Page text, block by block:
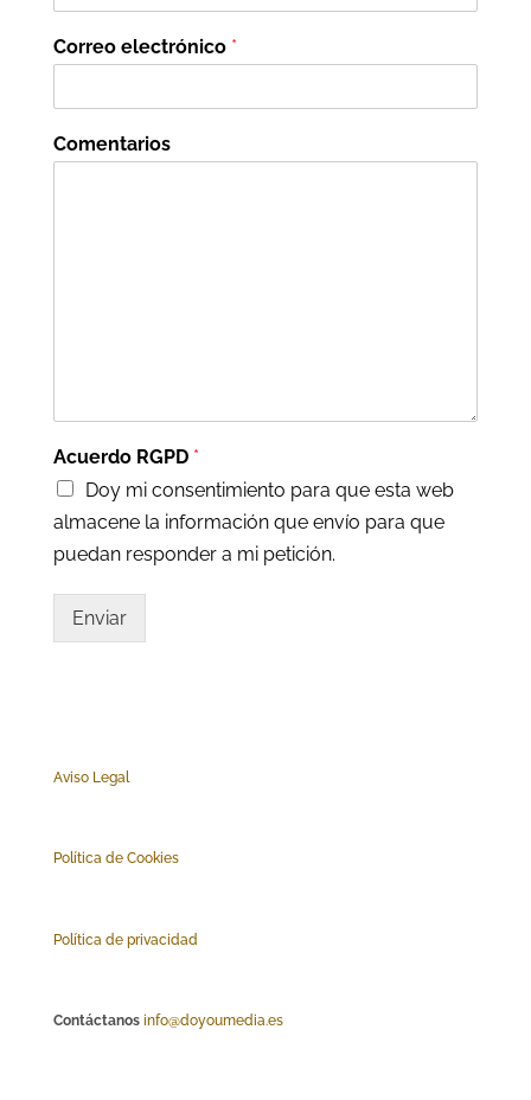
Correo electrónico *
Comentarios
Acuerdo RGPD *
Doy mi consentimiento para que esta web
almacene la información que envío para que
puedan responder a mi petición.
Enviar
Aviso Legal
Política de Cookies
Política de privacidad
Contáctanos info@doyoumedia.es